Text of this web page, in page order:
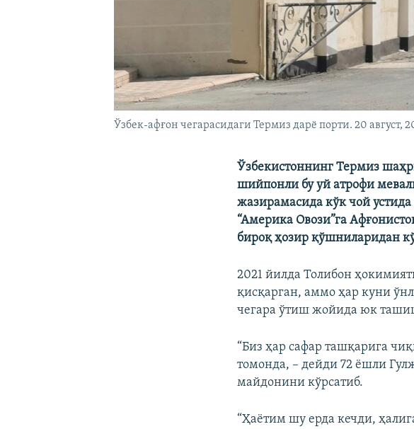
Ўзбек-афғон чегарасидаги Термиз дарё порти. 20 август,
Ўзбекистоннинг Термиз
шийпонли бу уй атрофи
жазирамасида кўк чой
“Америка Овози”га
бироқ ҳозир қўшниларидан
2021 йилда Толибон
қисқарган, аммо ҳар куни
чегара ўтиш жойида юк
“Биз ҳар сафар ташқарига
томонда, – дейди 72 ёшли
майдонини кўрсатиб.
“Ҳаётим шу ерда кечди,